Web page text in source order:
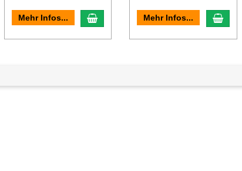
Mehr Infos... In den Warenkorb
Mehr Infos... In